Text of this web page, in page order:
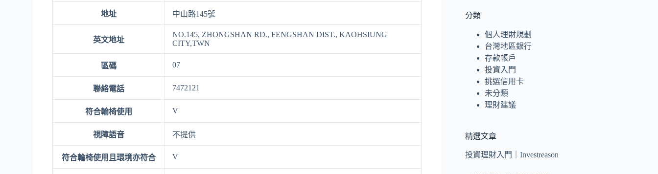
地址 中山路145號
英文地址
NO.145, ZHONGSHAN RD., FENGSHAN DIST., KAOHSIUNG
CITY,TWN
區碼 07
聯絡電話 7472121
符合輪椅使用 V
視障語音 不提供
符合輪椅使用且環境亦符合 V
分類
個人理財規劃
台灣地區銀行
存款帳戶
投資入門
挑選信用卡
未分類
理財建議
精選文章
投資理財入門｜Investreason